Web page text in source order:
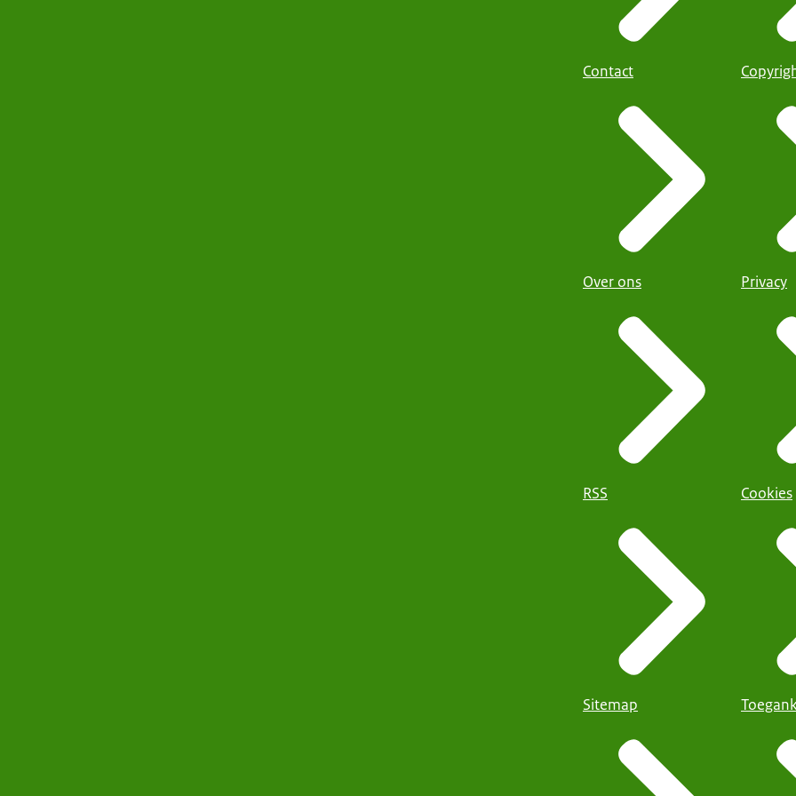
Contact
Over ons
RSS
Sitemap
Privacy
Cookies